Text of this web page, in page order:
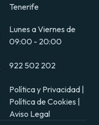
Tenerife
Lunes a Viernes de
09:00 - 20:00
922 502 202
Política y Privacidad |
Política de Cookies |
Aviso Legal